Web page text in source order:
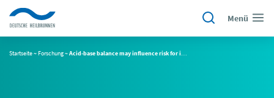
Menü
Startseite~Forschung~Acid-base balance may influence risk for insulin resistance syndrome by modulating cortisol output